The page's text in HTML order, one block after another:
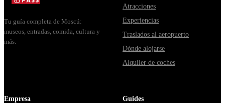
Tu guía completa de Moscú:
museos, entradas, comida, cultura y
más.
Atracciones
Experiencias
Traslados al aeropuerto
Dónde alojarse
Alquiler de coches
Empresa Guides